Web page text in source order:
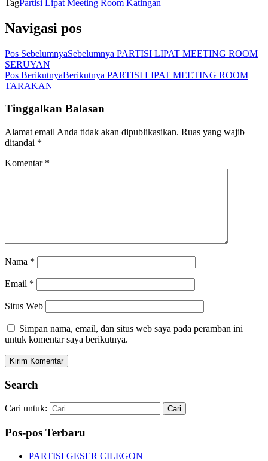
TagPartisi Lipat Meeting Room Katingan
Navigasi pos
Pos SebelumnyaSebelumnya PARTISI LIPAT MEETING ROOM
SERUYAN
Pos BerikutnyaBerikutnya PARTISI LIPAT MEETING ROOM
TARAKAN
Tinggalkan Balasan
Alamat email Anda tidak akan dipublikasikan. Ruas yang wajib
ditandai *
Komentar *
Nama *
Email *
Situs Web
Simpan nama, email, dan situs web saya pada peramban ini
untuk komentar saya berikutnya.
Search
Cari untuk:
Pos-pos Terbaru
PARTISI GESER CILEGON